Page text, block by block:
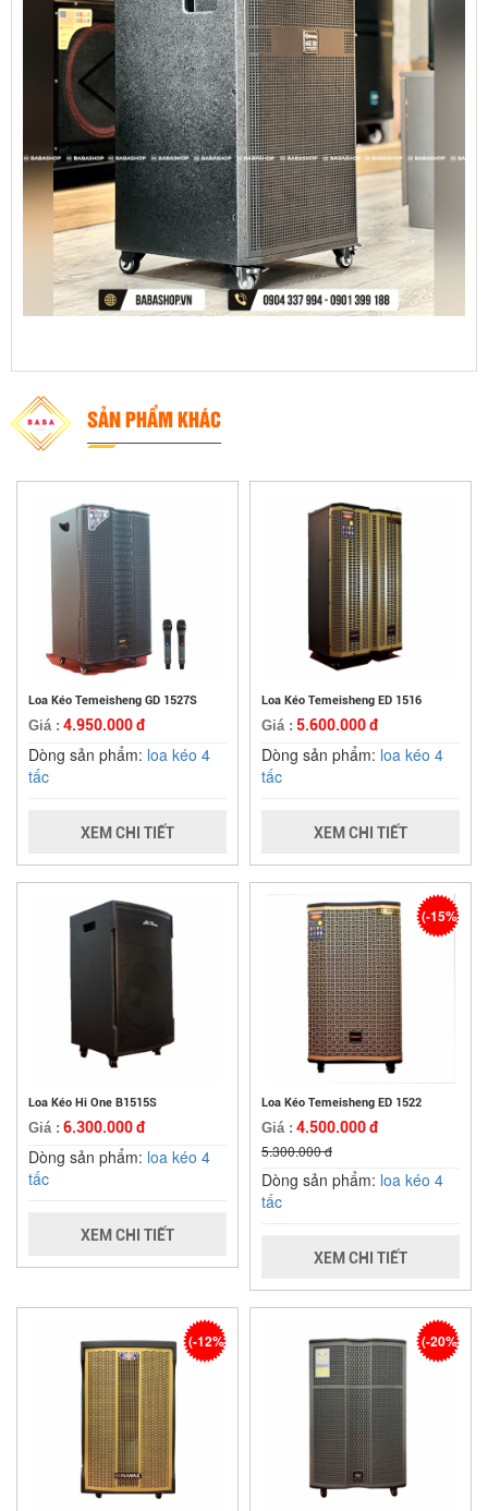
SẢN PHẨM KHÁC
Loa Kéo Temeisheng GD 1527S
Giá : 4.950.000 đ
Dòng sản phẩm: loa kéo 4
tấc
XEM CHI TIẾT
Loa Kéo Temeisheng ED 1516
Giá : 5.600.000 đ
Dòng sản phẩm: loa kéo 4
tấc
XEM CHI TIẾT
Loa Kéo Hi One B1515S
Giá : 6.300.000 đ
Dòng sản phẩm: loa kéo 4
tấc
XEM CHI TIẾT
Loa Kéo Temeisheng ED 1522
Giá : 4.500.000 đ
5.300.000 đ
(-15%)
Dòng sản phẩm: loa kéo 4
tấc
XEM CHI TIẾT
(-12%) (-20%)